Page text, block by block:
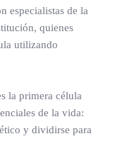
especialistas de la
quienes
utilizando
la primera célula
de la vida:
y dividirse para